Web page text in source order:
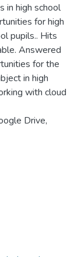
in high school
for high
pupils.. Hits
Answered
for the
in high
with cloud
Drive,